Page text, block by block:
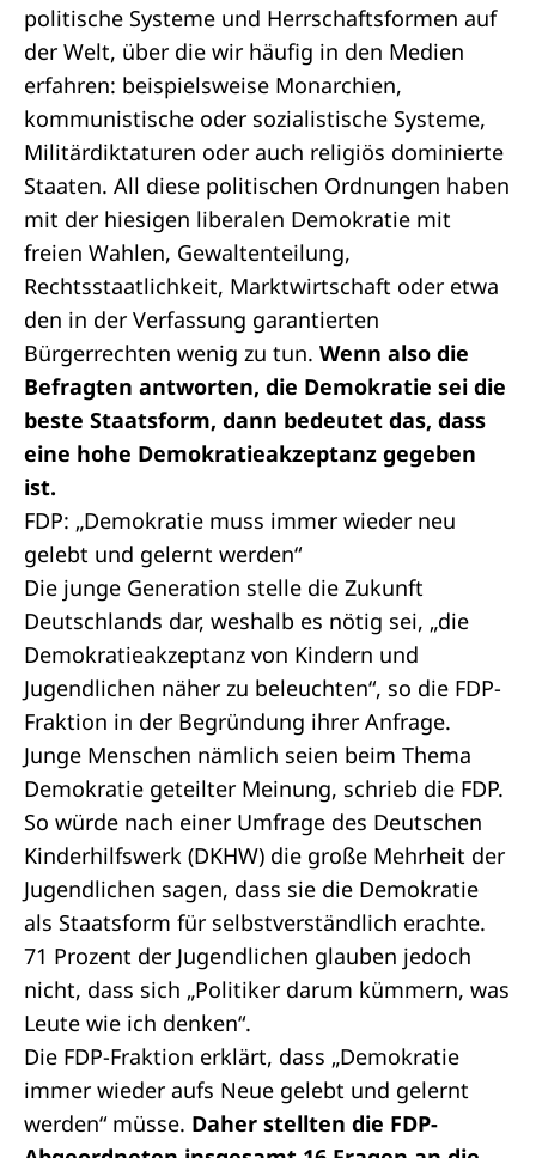
politische Systeme und Herrschaftsformen auf
der Welt, über die wir häufig in den Medien
erfahren: beispielsweise Monarchien,
kommunistische oder sozialistische Systeme,
Militärdiktaturen oder auch religiös dominierte
Staaten. All diese politischen Ordnungen haben
mit der hiesigen liberalen Demokratie mit
freien Wahlen, Gewaltenteilung,
Rechtsstaatlichkeit, Marktwirtschaft oder etwa
den in der Verfassung garantierten
Bürgerrechten wenig zu tun. Wenn also die
Befragten antworten, die Demokratie sei die
beste Staatsform, dann bedeutet das, dass
eine hohe Demokratieakzeptanz gegeben
ist.
FDP: „Demokratie muss immer wieder neu
gelebt und gelernt werden“
Die junge Generation stelle die Zukunft
Deutschlands dar, weshalb es nötig sei, „die
Demokratieakzeptanz von Kindern und
Jugendlichen näher zu beleuchten“, so die FDP-
Fraktion in der Begründung ihrer Anfrage.
Junge Menschen nämlich seien beim Thema
Demokratie geteilter Meinung, schrieb die FDP.
So würde nach einer Umfrage des Deutschen
Kinderhilfswerk (DKHW) die große Mehrheit der
Jugendlichen sagen, dass sie die Demokratie
als Staatsform für selbstverständlich erachte.
71 Prozent der Jugendlichen glauben jedoch
nicht, dass sich „Politiker darum kümmern, was
Leute wie ich denken“.
Die FDP-Fraktion erklärt, dass „Demokratie
immer wieder aufs Neue gelebt und gelernt
werden“ müsse. Daher stellten die FDP-